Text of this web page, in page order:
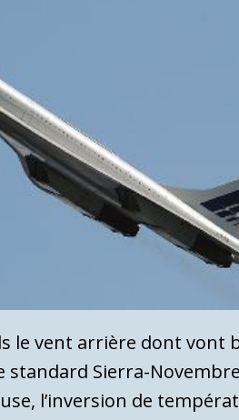
le vent arrière dont
Sierra-
l’inversion de